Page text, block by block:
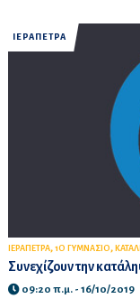
ΙΕΡΑΠΕΤΡΑ
ΙΕΡΑΠΕΤΡΑ, 1Ο ΓΥΜΝΑΣΙΟ,
Συνεχίζουν την
09:20 π.μ. - 16/10/2019